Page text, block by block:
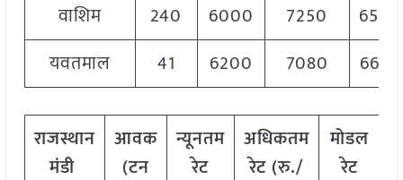
वाशिम
240 6000 7250
6500
यवतमाल
41 6200 7080 6640
राजस्थान
मंडी
आवक
(टन
न्यूनतम
रेट
अधिकतम
रेट (रु./
मोडल
रेट